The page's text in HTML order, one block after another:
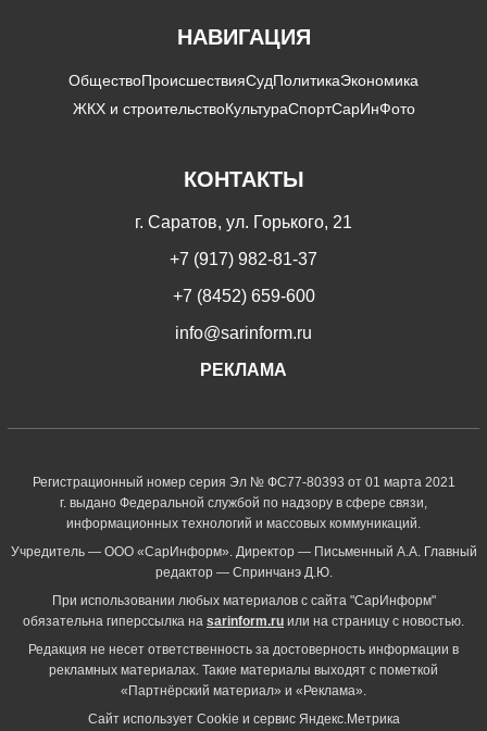
НАВИГАЦИЯ
ОбществоПроисшествияСудПолитикаЭкономика
ЖКХ и строительствоКультураСпортСарИнФото
КОНТАКТЫ
г. Саратов, ул. Горького, 21
+7 (917) 982-81-37
+7 (8452) 659-600
info@sarinform.ru
РЕКЛАМА
Регистрационный номер серия Эл № ФС77-80393 от 01 марта 2021
г. выдано Федеральной службой по надзору в сфере связи,
информационных технологий и массовых коммуникаций.
Учредитель — ООО «СарИнформ». Директор — Письменный А.А. Главный
редактор — Спринчанэ Д.Ю.
При использовании любых материалов с сайта "СарИнформ"
обязательна гиперссылка на sarinform.ru или на страницу с новостью.
Редакция не несет ответственность за достоверность информации в
рекламных материалах. Такие материалы выходят с пометкой
«Партнёрский материал» и «Реклама».
Сайт использует Cookie и сервиc Яндекс.Метрика